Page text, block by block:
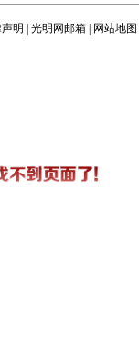
明 | 光明网邮箱 | 网站地图